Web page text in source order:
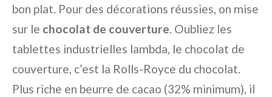
bon plat. Pour des décorations réussies, on mise
sur le chocolat de couverture. Oubliez les
tablettes industrielles lambda, le chocolat de
couverture, c’est la Rolls-Royce du chocolat.
Plus riche en beurre de cacao (32% minimum), il